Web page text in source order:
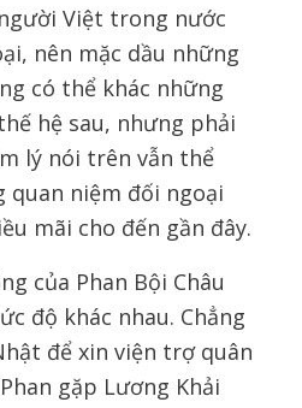
Việt trong nước
nên mặc dầu những
có thể khác những
hệ sau, nhưng phải
lý nói trên vẫn thể
quan niệm đối ngoại
mãi cho đến gần đây.
của Phan Bội Châu
độ khác nhau. Chẳng
để xin viện trợ quân
gặp Lương Khải